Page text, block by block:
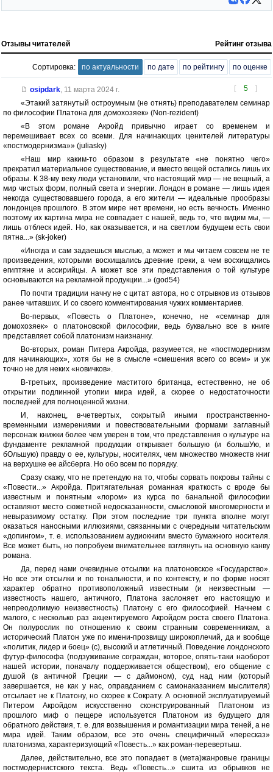
Отзывы читателей Рейтинг отзыва
Сортировка: по актуальности по дате по рейтингу по оценке
[ 5 ]
osipdark, 11 марта 2024 г.
«Этакий затянутый остроумным (не отнять) преподавателем семинар
по философии Платона для домохозяек» (Non-rezident)
«В этом романе Акройд привычно играет со временем и
перемешивает всех со всеми. Для начинающих ценителей литературы
«постмодернизма»» (juliasky)
«Наш мир каким-то образом в результате «не понятно чего»
прекратил материальное существование, и вместо вещей остались лишь их
образы. К 38-му веку люди установили, что настоящий мир — не вещный, а
мир чистых форм, полный света и энергии. Лондон в романе — лишь идея
некогда существовавшего города, а его жители — идеальные прообразы
лондонцев прошлого. В этом мире нет времени, но есть вечность. Именно
поэтому их картина мира не совпадает с нашей, ведь то, что видим мы, —
лишь отблеск идей. Но, как оказывается, и на светлом будущем есть свои
пятна...» (sk-joker)
«Иногда и сам задаешься мыслью, а может и мы читаем совсем не те
произведения, которыми восхищались древние греки, а чем восхищались
египтяне и ассирийцы. А может все эти представления о той культуре
основываются на рекламной продукции...» (god54)
По почти традиции начну не с цитат автора, но с отрывков из отзывов
ранее читавших. И со своего комментирования чужих комментариев.
Во-первых, «Повесть о Платоне», конечно, не «семинар для
домохозяек» о платоновской философии, ведь буквально все в книге
представляет собой платонизм наизнанку.
Во-вторых, роман Питера Акройда, разумеется, не «постмодернизм
для начинающих», хотя бы не в смысле «смешения всего со всем» и уж
точно не для неких «новичков».
В-третьих, произведение маститого британца, естественно, не об
открытии подлинной утопии мира идей, а скорее о недостаточности
последней для полноценной жизни.
И, наконец, в-четвертых, сокрытый иными пространственно-
временными измерениями и повествовательными формами заглавный
персонаж книжки более чем уверен в том, что представления о культуре на
фундаменте рекламной продукции открывает большую (и большУю, и
бОльшую) правду о ее, культуры, носителях, чем множество множеств книг
на верхушке ее айсберга. Но обо всем по порядку.
Сразу скажу, что не претендую на то, чтобы сорвать покровы тайны с
«Повести...» Акройда. Притягательная романная краткость с вроде бы
известным и понятным «лором» из курса по банальной философии
оставляют место сюжетной недосказанности, смысловой многомерности и
невыразимому остатку. При этом последние три пункта вполне могут
оказаться наносными иллюзиями, связанными с очередным читательским
«допингом», т. е. использованием аудиокниги вместо бумажного носителя.
Все может быть, но попробуем внимательнее взглянуть на основную канву
романа.
Да, перед нами очевидные отсылки на платоновское «Государство».
Но все эти отсылки и по тональности, и по контексту, и по форме носят
характер обратно противоположный известным (и неизвестным —
известность нашего, античного, Платона заслоняет его настоящую и
непреодолимую неизвестность) Платону с его философией. Начнем с
малого, с несколько раз акцентируемого Акройдом роста своего Платона.
Он полурослик по отношению к своим странным современникам, а
исторический Платон уже по имени-прозвищу широкоплечий, да и вообще
«политик, лидер и боец» (с), высокий и атлетичный. Поведение лондонского
футур-философа (подзуживание сограждан, которое, опять-таки наоборот
нашей истории, поначалу поддерживается обществом), его общение с
душой (в античной Греции — с даймоном), суд над ним (который
завершается, не как у нас, оправданием с самонаказанием мыслителя)
отсылает не к Платону, но скорее к Сократу. А основной эксплуатируемый
Питером Акройдом искусственно сконструированный Платоном из
прошлого миф о пещере используется Платоном из будущего для
обратного действия, т. е. для возвышения и романтизации мира теней, а не
мира идей. Таким образом, все это очень специфичный «пересказ»
платонизма, характеризующий «Повесть...» как роман-перевертыш.
Далее, действительно, все это попадает в (мета)жанровые границы
постмодернистского текста. Ведь «Повесть...» сшита из обрывков не